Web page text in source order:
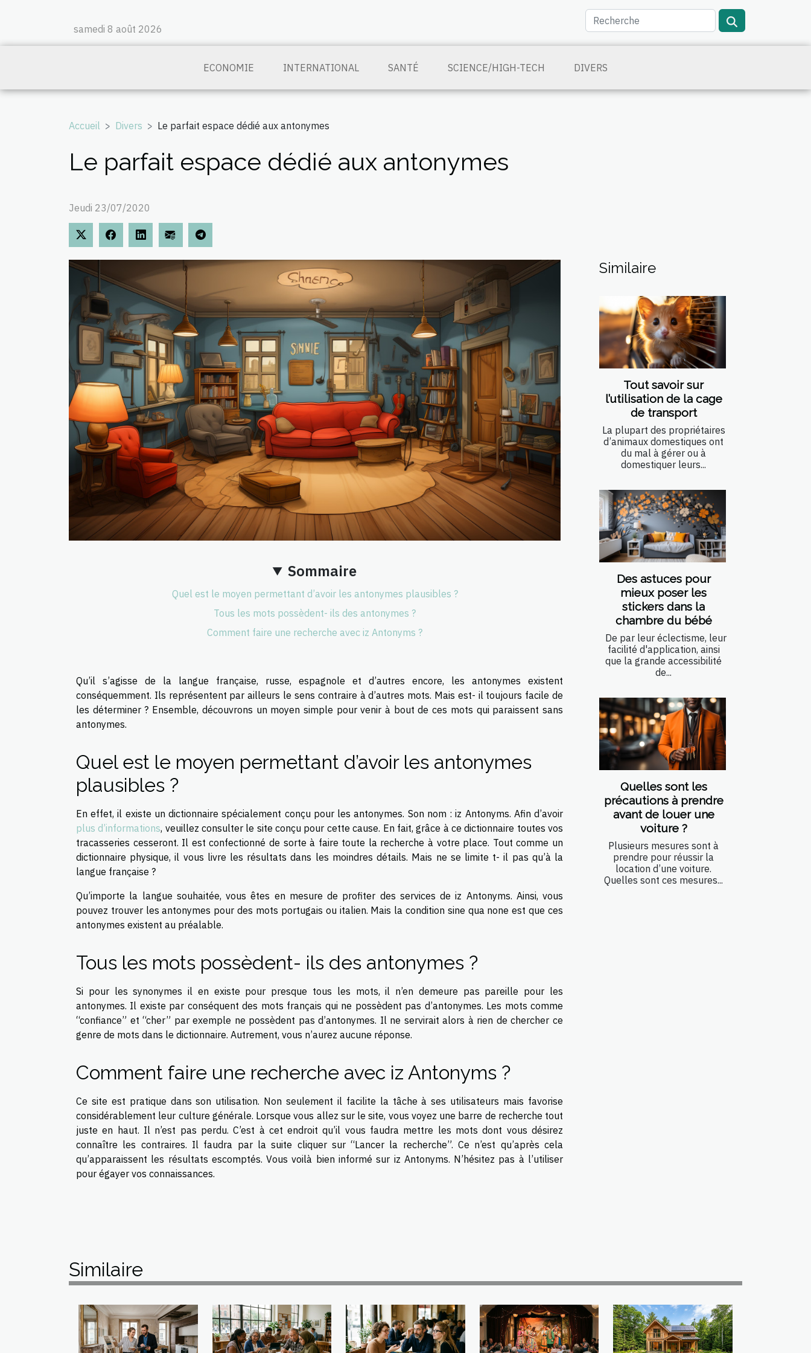
samedi 8 août 2026
ECONOMIE INTERNATIONAL SANTÉ SCIENCE/HIGH-TECH DIVERS
Accueil Divers Le parfait espace dédié aux antonymes
Le parfait espace dédié aux antonymes
Jeudi 23/07/2020
Sommaire
Quel est le moyen permettant d’avoir les antonymes plausibles ?
Tous les mots possèdent- ils des antonymes ?
Comment faire une recherche avec iz Antonyms ?
Qu’il s’agisse de la langue française, russe, espagnole et d’autres encore, les antonymes existent
conséquemment. Ils représentent par ailleurs le sens contraire à d’autres mots. Mais est- il toujours facile de
les déterminer ? Ensemble, découvrons un moyen simple pour venir à bout de ces mots qui paraissent sans
antonymes.
Quel est le moyen permettant d’avoir les antonymes
plausibles ?
En effet, il existe un dictionnaire spécialement conçu pour les antonymes. Son nom : iz Antonyms. Afin d’avoir
plus d’informations, veuillez consulter le site conçu pour cette cause. En fait, grâce à ce dictionnaire toutes vos
tracasseries cesseront. Il est confectionné de sorte à faire toute la recherche à votre place. Tout comme un
dictionnaire physique, il vous livre les résultats dans les moindres détails. Mais ne se limite t- il pas qu’à la
langue française ?
Qu’importe la langue souhaitée, vous êtes en mesure de profiter des services de iz Antonyms. Ainsi, vous
pouvez trouver les antonymes pour des mots portugais ou italien. Mais la condition sine qua none est que ces
antonymes existent au préalable.
Tous les mots possèdent- ils des antonymes ?
Si pour les synonymes il en existe pour presque tous les mots, il n’en demeure pas pareille pour les
antonymes. Il existe par conséquent des mots français qui ne possèdent pas d’antonymes. Les mots comme
“confiance” et “cher” par exemple ne possèdent pas d’antonymes. Il ne servirait alors à rien de chercher ce
genre de mots dans le dictionnaire. Autrement, vous n’aurez aucune réponse.
Comment faire une recherche avec iz Antonyms ?
Ce site est pratique dans son utilisation. Non seulement il facilite la tâche à ses utilisateurs mais favorise
considérablement leur culture générale. Lorsque vous allez sur le site, vous voyez une barre de recherche tout
juste en haut. Il n’est pas perdu. C’est à cet endroit qu’il vous faudra mettre les mots dont vous désirez
connaître les contraires. Il faudra par la suite cliquer sur “Lancer la recherche”. Ce n’est qu’après cela
qu’apparaissent les résultats escomptés. Vous voilà bien informé sur iz Antonyms. N’hésitez pas à l’utiliser
pour égayer vos connaissances.
Similaire
Tout savoir sur
l’utilisation de la cage
de transport
La plupart des propriétaires
d’animaux domestiques ont
du mal à gérer ou à
domestiquer leurs...
Des astuces pour
mieux poser les
stickers dans la
chambre du bébé
De par leur éclectisme, leur
facilité d'application, ainsi
que la grande accessibilité
de...
Quelles sont les
précautions à prendre
avant de louer une
voiture ?
Plusieurs mesures sont à
prendre pour réussir la
location d’une voiture.
Quelles sont ces mesures...
Similaire